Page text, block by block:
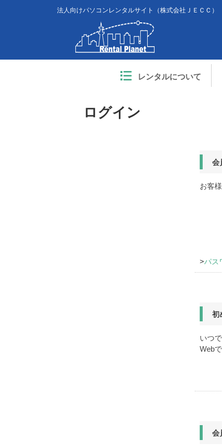
法人向けパソコンレンタルサイト（株式会社ＪＥＣＣ）
レンタルについて
ログイン
会
お客
パス
初
いつ
Web
会